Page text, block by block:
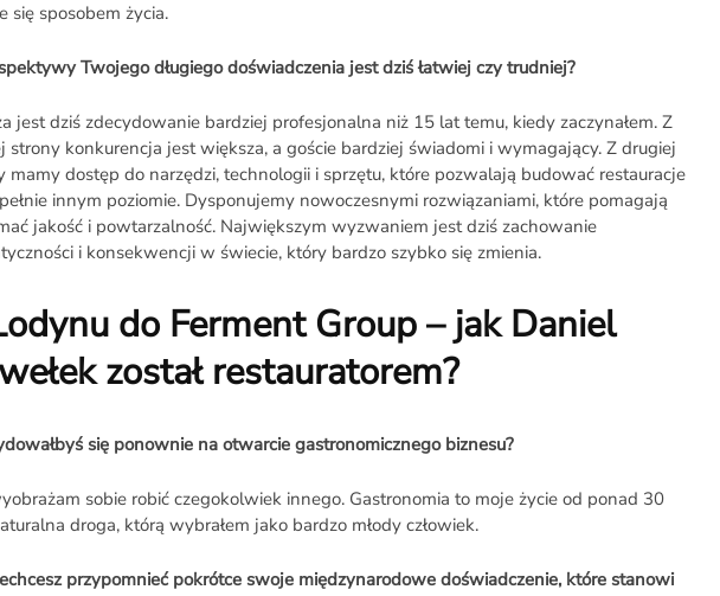
się sposobem życia.
Twojego długiego doświadczenia jest dziś łatwiej czy trudniej?
jest dziś zdecydowanie bardziej profesjonalna niż 15 lat temu, kiedy zaczynałem. Z
strony konkurencja jest większa, a goście bardziej świadomi i wymagający. Z drugiej
mamy dostęp do narzędzi, technologii i sprzętu, które pozwalają budować restauracje
innym poziomie. Dysponujemy nowoczesnymi rozwiązaniami, które pomagają
jakość i powtarzalność. Największym wyzwaniem jest dziś zachowanie
i konsekwencji w świecie, który bardzo szybko się zmienia.
do Ferment Group – jak Daniel
został restauratorem?
się ponownie na otwarcie gastronomicznego biznesu?
sobie robić czegokolwiek innego. Gastronomia to moje życie od ponad 30
droga, którą wybrałem jako bardzo młody człowiek.
przypomnieć pokrótce swoje międzynarodowe doświadczenie, które stanowi